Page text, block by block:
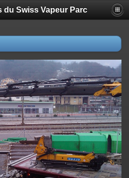
du Swiss Vapeur Parc